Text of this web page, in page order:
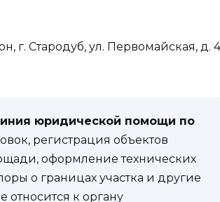
г. Стародуб, ул. Первомайская, д. 4
юридической помощи по
регистрация объектов
оформление технических
о границах участка и другие
к органу